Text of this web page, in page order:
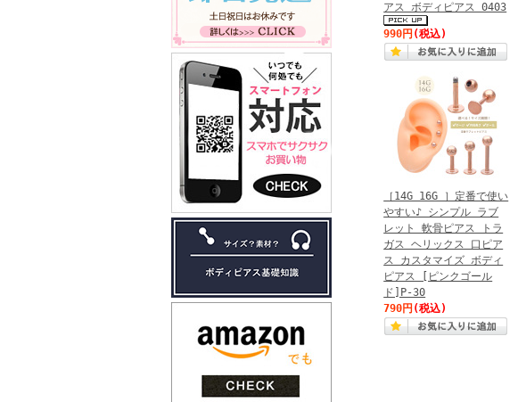
アス ボディピアス 0403
990円 (税込)
［14G 16G ］定番で使い
やすい♪ シンプル ラブ
レット 軟骨ピアス トラ
ガス ヘリックス 口ピア
ス カスタマイズ ボディ
ピアス [ピンクゴール
ド]P-30
790円 (税込)